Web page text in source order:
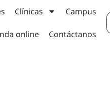
Clínicas Campus
online Contáctanos